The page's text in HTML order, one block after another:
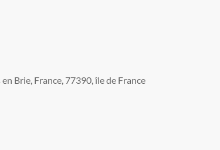
Brie, France, 77390, île de France